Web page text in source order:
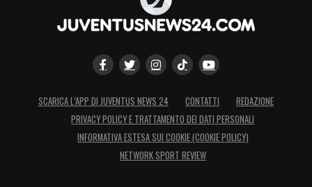
SCARICA L’APP DI JUVENTUS NEWS 24 CONTATTI
REDAZIONE
PRIVACY POLICY E TRATTAMENTO DEI DATI PERSONALI
INFORMATIVA ESTESA SUI COOKIE (COOKIE POLICY)
NETWORK SPORT REVIEW